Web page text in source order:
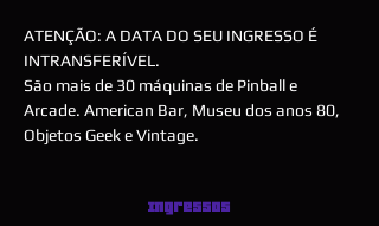
ATENÇÃO: A DATA DO SEU INGRESSO É
INTRANSFERÍVEL.
São mais de 30 máquinas de Pinball e
Arcade. American Bar, Museu dos anos 80,
Objetos Geek e Vintage.
Ingressos